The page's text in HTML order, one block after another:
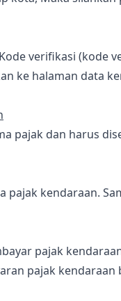
verifikasi (kode
ke halaman data
pajak dan harus
kendaraan.
pajak
pajak